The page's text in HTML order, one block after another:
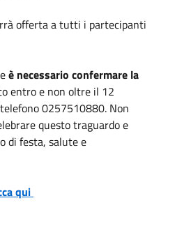
offerta a tutti i partecipanti
è necessario confermare la
entro e non oltre il 12
0257510880. Non
questo traguardo e
di festa, salute e
qui